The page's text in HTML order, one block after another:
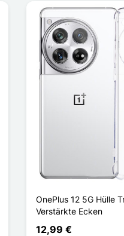
OnePlus 12 5G Hülle
Verstärkte Ecken
12,99 €